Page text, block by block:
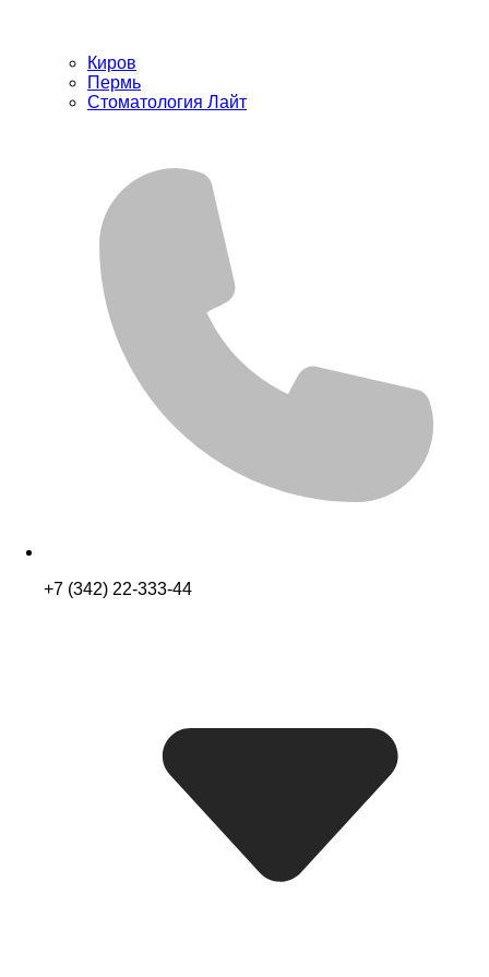
Киров
Пермь
Стоматология Лайт
+7 (342) 22-333-44